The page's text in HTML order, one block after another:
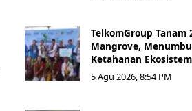
TelkomGroup Tanam
Mangrove,
Ketahanan
5 Agu 2026, 8:54 PM